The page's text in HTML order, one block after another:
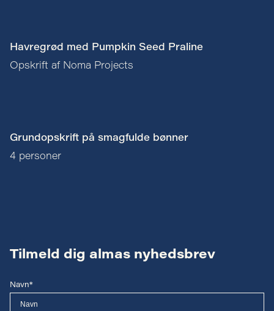
Havregrød med Pumpkin Seed Praline
Opskrift af Noma Projects
Grundopskrift på smagfulde bønner
4 personer
Tilmeld dig almas nyhedsbrev
Navn*